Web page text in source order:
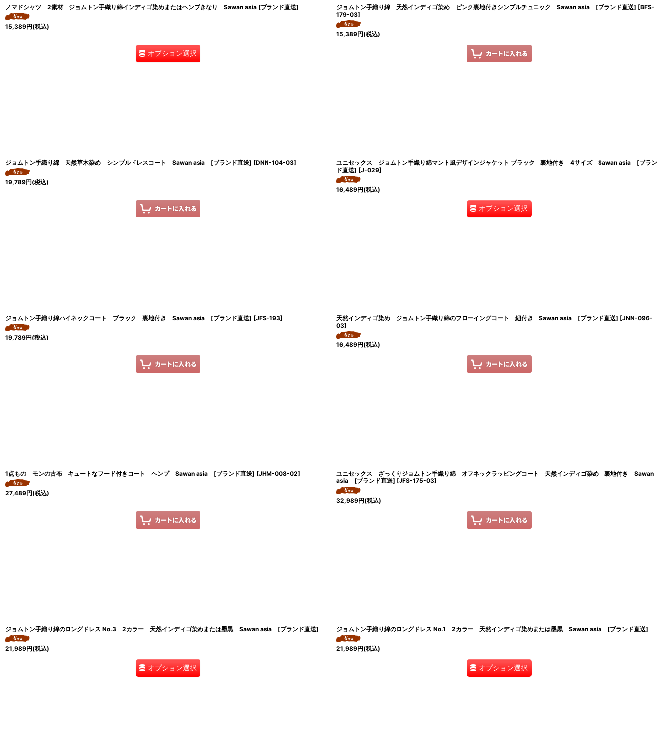
ノマドシャツ 2素材 ジョムトン手織り綿インディゴ染めまたはヘンプきなり Sawan asia [ブランド直送]
15,389円(税込)
オプション選択
ジョムトン手織り綿 天然インディゴ染め ピンク裏地付きシンプルチュニック Sawan asia [ブランド直送] [BFS-
179-03]
15,389円(税込)
ジョムトン手織り綿 天然草木染め シンプルドレスコート Sawan asia [ブランド直送] [DNN-104-03]
19,789円(税込)
ユニセックス ジョムトン手織り綿マント風デザインジャケット ブラック 裏地付き 4サイズ Sawan asia [ブラン
ド直送] [J-029]
16,489円(税込)
オプション選択
ジョムトン手織り綿ハイネックコート ブラック 裏地付き Sawan asia [ブランド直送] [JFS-193]
19,789円(税込)
天然インディゴ染め ジョムトン手織り綿のフローイングコート 紐付き Sawan asia [ブランド直送] [JNN-096-
03]
16,489円(税込)
1点もの モンの古布 キュートなフード付きコート ヘンプ Sawan asia [ブランド直送] [JHM-008-02]
27,489円(税込)
ユニセックス ざっくりジョムトン手織り綿 オフネックラッピングコート 天然インディゴ染め 裏地付き Sawan
asia [ブランド直送] [JFS-175-03]
32,989円(税込)
ジョムトン手織り綿のロングドレス No.3 2カラー 天然インディゴ染めまたは墨黒 Sawan asia [ブランド直送]
21,989円(税込)
オプション選択
ジョムトン手織り綿のロングドレス No.1 2カラー 天然インディゴ染めまたは墨黒 Sawan asia [ブランド直送]
21,989円(税込)
オプション選択